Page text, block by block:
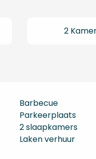
2
Barbecue
Parkeerplaats
2 slaapkamers
Laken verhuur